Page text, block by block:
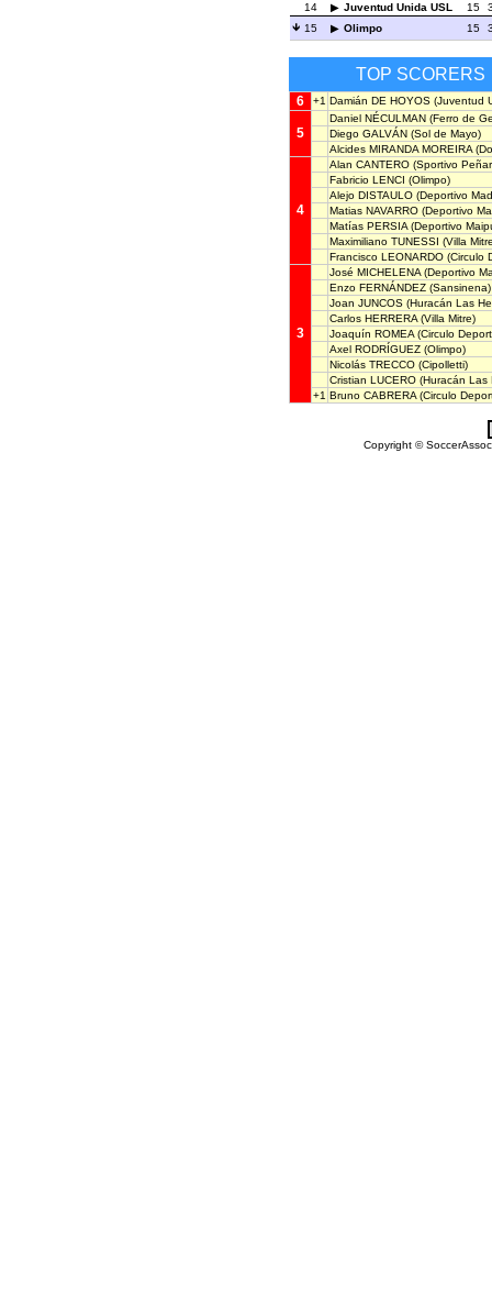
14
Juventud Unida USL 15
15
Olimpo 15
TOP SCORERS
6 +1 Damián DE HOYOS (Juventud
5
Daniel NÉCULMAN (Ferro de
Diego GALVÁN (Sol de Mayo)
Alcides MIRANDA MOREIRA
4
Alan CANTERO (Sportivo
Fabricio LENCI (Olimpo)
Alejo DISTAULO (Deportivo
Matias NAVARRO (Deportivo
Matías PERSIA (Deportivo
Maximiliano TUNESSI (Villa
Francisco LEONARDO (Circulo
3
José MICHELENA (Deportivo
Enzo FERNÁNDEZ (Sansinena)
Joan JUNCOS (Huracán Las
Carlos HERRERA (Villa Mitre)
Joaquín ROMEA (Circulo
Axel RODRÍGUEZ (Olimpo)
Nicolás TRECCO (Cipolletti)
Cristian LUCERO (Huracán Las
+1 Bruno CABRERA (Circulo
Copyright ©